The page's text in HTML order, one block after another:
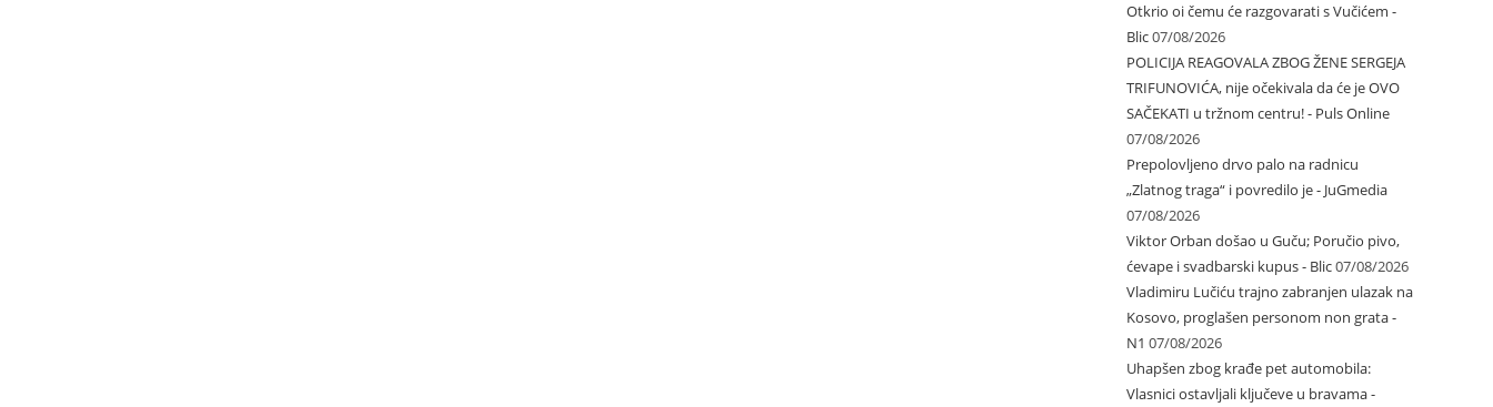
Otkrio oi čemu će razgovarati s Vučićem -
Blic07/08/2026
POLICIJA REAGOVALA ZBOG ŽENE SERGEJA
TRIFUNOVIĆA, nije očekivala da će je OVO
SAČEKATI u tržnom centru! - Puls Online
07/08/2026
Prepolovljeno drvo palo na radnicu
„Zlatnog traga“ i povredilo je - JuGmedia
07/08/2026
Viktor Orban došao u Guču; Poručio pivo,
ćevape i svadbarski kupus - Blic07/08/2026
Vladimiru Lučiću trajno zabranjen ulazak na
Kosovo, proglašen personom non grata -
N1 07/08/2026
Uhapšen zbog krađe pet automobila:
Vlasnici ostavljali ključeve u bravama -